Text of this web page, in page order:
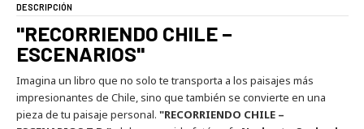
DESCRIPCIÓN
"RECORRIENDO CHILE –
ESCENARIOS"
Imagina un libro que no solo te transporta a los paisajes más
impresionantes de Chile, sino que también se convierte en una
pieza de tu paisaje personal. "RECORRIENDO CHILE –